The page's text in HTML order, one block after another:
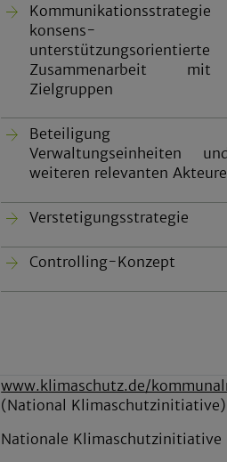
konsens-
unterstützungsorientierte
Zusammenarbeit
Zielgruppen
Beteiligung
Verwaltungseinheiten
weiteren relevanten
Verstetigungsstrategie
Controlling-Konzept
www.klimaschutz.de/
(National Klimaschutzinitiative)
Nationale Klimaschutzinitiative